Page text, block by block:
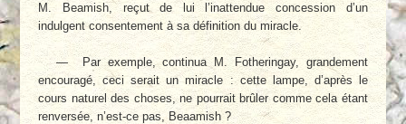
M. Beamish, reçut de lui l’inattendue concession d’un
indulgent consen­tement à sa définition du miracle.
— Par exemple, continua M. Fotheringay, grandement
encouragé, ceci serait un miracle : cette lampe, d’après le
cours naturel des choses, ne pourrait brûler comme cela étant
renversée, n’est-ce pas, Beaamish ?